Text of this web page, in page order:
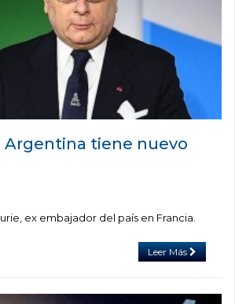
Argentina tiene nuevo
ex embajador del país en Francia.
Leer Más